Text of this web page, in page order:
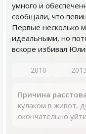
умного и
сообщали, что
Первые несколько
идеальными, но
вскоре избивал
2010 2013
Причина
кулаком в живот,
окончательно